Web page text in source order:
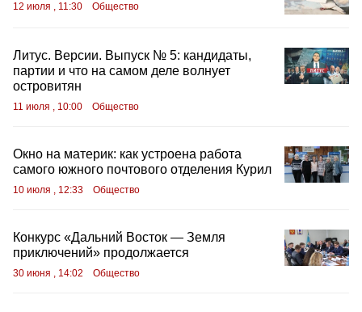
12 июля , 11:30 Общество
Литус. Версии. Выпуск № 5: кандидаты,
партии и что на самом деле волнует
островитян
11 июля , 10:00 Общество
Окно на материк: как устроена работа
самого южного почтового отделения Курил
10 июля , 12:33 Общество
Конкурс «Дальний Восток — Земля
приключений» продолжается
30 июня , 14:02 Общество